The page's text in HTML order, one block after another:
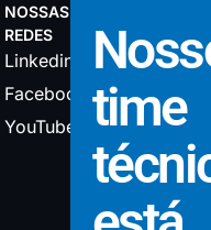
NOSSAS
REDES
Linkedin
Facebook
YouTube
time